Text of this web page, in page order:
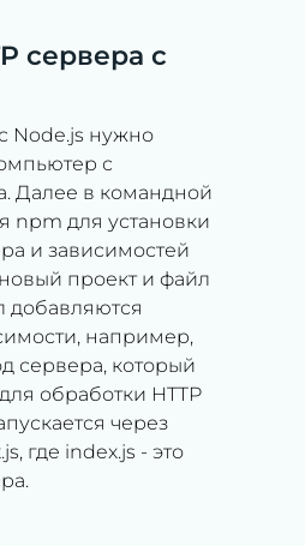
сервера с
Node.js нужно
с
Далее в командной
npm для установки
и зависимостей
проект и файл
добавляются
например,
сервера, который
обработки HTTP
через
где index.js - это